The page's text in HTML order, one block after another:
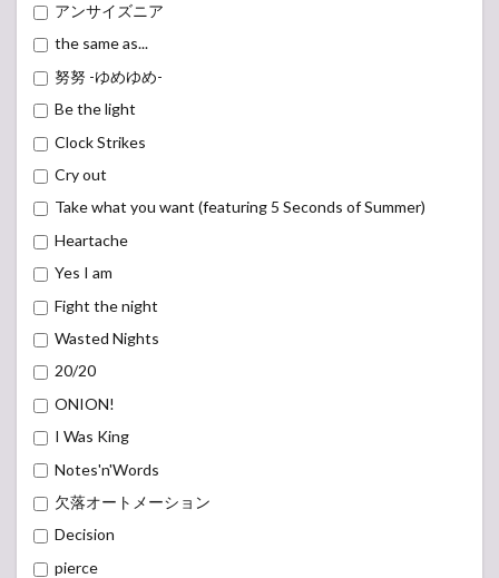
アンサイズニア
the same as...
努努 -ゆめゆめ-
Be the light
Clock Strikes
Cry out
Take what you want (featuring 5 Seconds of Summer)
Heartache
Yes I am
Fight the night
Wasted Nights
20/20
ONION!
I Was King
Notes'n'Words
欠落オートメーション
Decision
pierce